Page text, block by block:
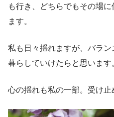
も行き、どちらでもその場
ます。
私も日々揺れますが、バラ
暮らしていけたらと思います。
心の揺れも私の一部。受け止